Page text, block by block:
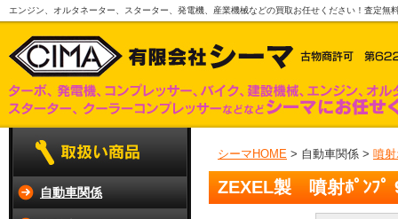
エンジン、オルタネーター、スターター、発電機、産業機械などの買取お任せください！査定
自動車関係
シーマHOME > 自動車関係 > 噴
ZEXEL製 噴射ﾎﾟﾝﾌﾟ